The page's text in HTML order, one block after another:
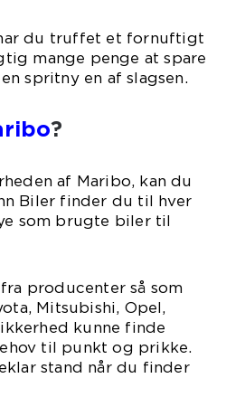
du truffet et fornuftigt
mange penge at spare
spritny en af slagsen.
?
af Maribo, kan du
Biler finder du til hver
som brugte biler til
producenter så som
Mitsubishi, Opel,
kunne finde
til punkt og prikke.
stand når du finder